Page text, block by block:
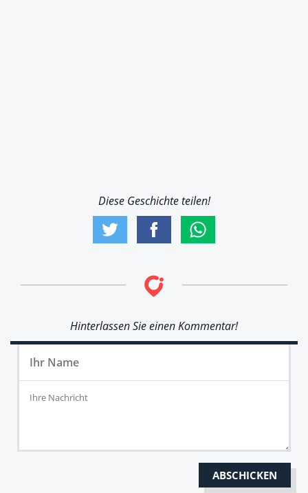
Diese Geschichte teilen!
Hinterlassen Sie einen Kommentar!